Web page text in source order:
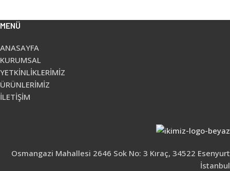
MENÜ
ANASAYFA
KURUMSAL
YETKİNLİKLERİMİZ
ÜRÜNLERİMİZ
İLETİŞİM
Osmangazi Mahallesi 2646 Sok No: 3 Kıraç, 34522 Esenyurt
İstanbul